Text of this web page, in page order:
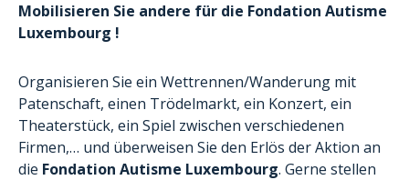
Mobilisieren Sie andere für die Fondation Autisme
Luxembourg !
Organisieren Sie ein Wettrennen/Wanderung mit
Patenschaft, einen Trödelmarkt, ein Konzert, ein
Theaterstück, ein Spiel zwischen verschiedenen
Firmen,… und überweisen Sie den Erlös der Aktion an
die Fondation Autisme Luxembourg. Gerne stellen